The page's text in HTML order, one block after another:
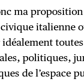
ma
italienne
politiques,
de l’espace